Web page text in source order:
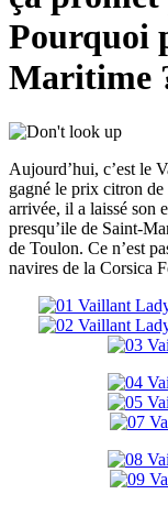
Pourquoi
Maritime
Aujourd’hui, c’est le
gagné le prix citron de
arrivée, il a laissé son
presqu’ile de Saint-
de Toulon. Ce n’est
navires de la Corsica